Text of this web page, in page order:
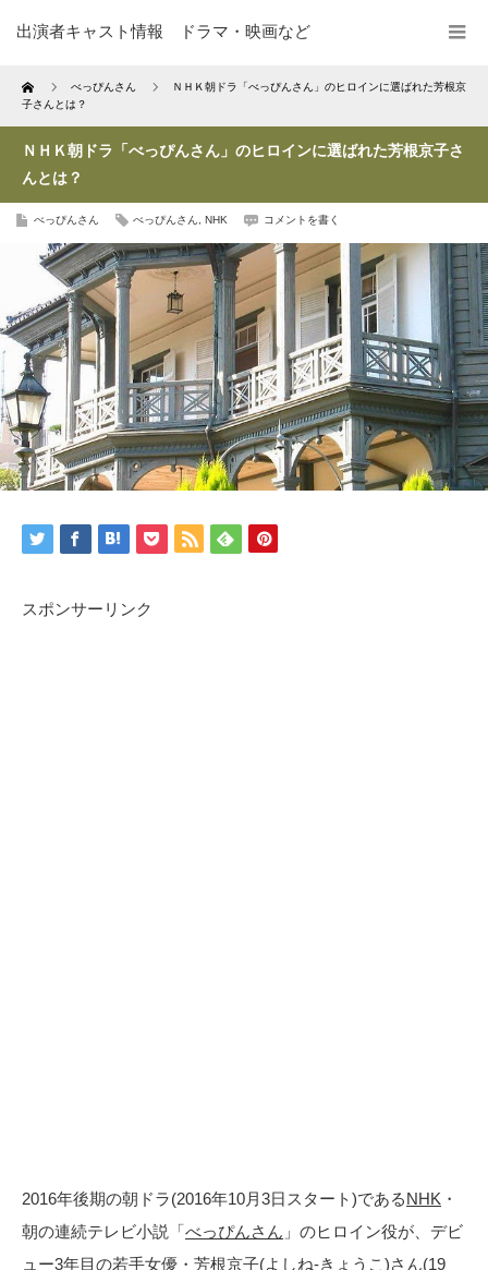
出演者キャスト情報 ドラマ・映画など
Home べっぴんさん
ＮＨＫ朝ドラ「べっぴんさん」のヒロインに選ばれた芳根京
子さんとは？
ＮＨＫ朝ドラ「べっぴんさん」のヒロインに選ばれた芳根京子さ
んとは？
べっぴんさん べっぴんさん NHK コメントを書く
スポンサーリンク
2016年後期の朝ドラ(2016年10月3日スタート)であるNHK ・
朝の連続テレビ小説「べっぴんさん 」のヒロイン役が、デビ
ュー3年目の若手女優・芳根京子(よしね-きょうこ)さん(19